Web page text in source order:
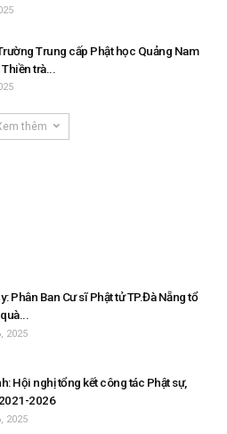
Trung cấp Phật học Quảng Nam
trà...
thêm
Phân Ban Cư sĩ Phật tử TP.Đà Nẵng tổ
2025
Hội nghị tổng kết công tác Phật sự,
2026
2025